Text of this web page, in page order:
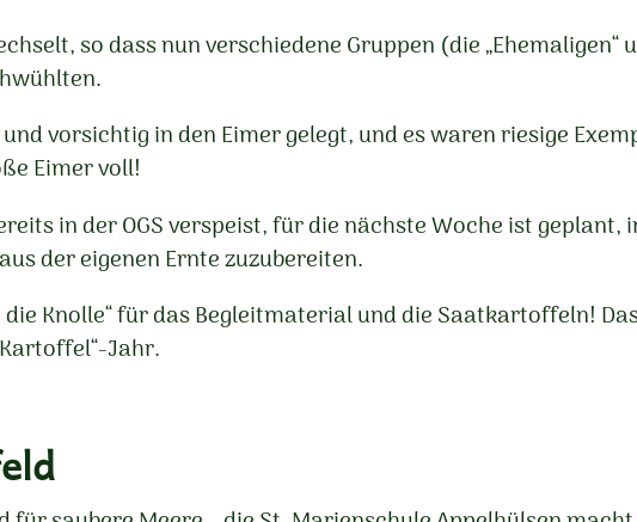
so dass nun verschiedene Gruppen (die „Ehemaligen“
vorsichtig in den Eimer gelegt, und es waren riesige
Eimer voll!
in der OGS verspeist, für die nächste Woche ist geplant,
der eigenen Ernte zuzubereiten.
Knolle“ für das Begleitmaterial und die Saatkartoffeln!
Jahr.